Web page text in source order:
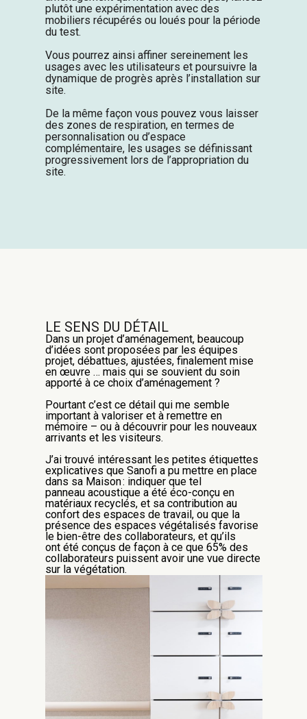
plutôt une expérimentation avec des
mobiliers récupérés ou loués pour la période
du test.
Vous pourrez ainsi affiner sereinement les
usages avec les utilisateurs et poursuivre la
dynamique de progrès après l’installation sur
site.
De la même façon vous pouvez vous laisser
des zones de respiration, en termes de
personnalisation ou d’espace
complémentaire, les usages se définissant
progressivement lors de l’appropriation du
site.
LE SENS DU DÉTAIL
Dans un projet d’aménagement, beaucoup
d’idées sont proposées par les équipes
projet, débattues, ajustées,finalement mise
en œuvre … mais qui se souvient du soin
apporté à ce choix d’aménagement ?
Pourtant c’est ce détail qui me semble
important à valoriseret à remettre en
mémoire– ou à découvrir pour les nouveaux
arrivants et les visiteurs.
J’ai trouvé intéressant les petites étiquettes
explicatives que Sanofi a pu mettre en place
dans sa Maison : indiquer que tel
panneau acoustique a été éco-conçu en
matériaux recyclés, et sa contribution au
confort des espaces de travail, ou que la
présence des espaces végétalisés favorise
le bien-être des collaborateurs, et qu’ils
ont été conçus de façon à ceque 65% des
collaborateurs puissent avoir une vue directe
sur la végétation.